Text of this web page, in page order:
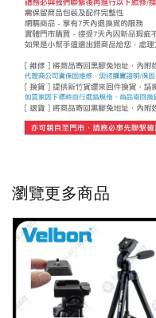
瀏覽更多商品